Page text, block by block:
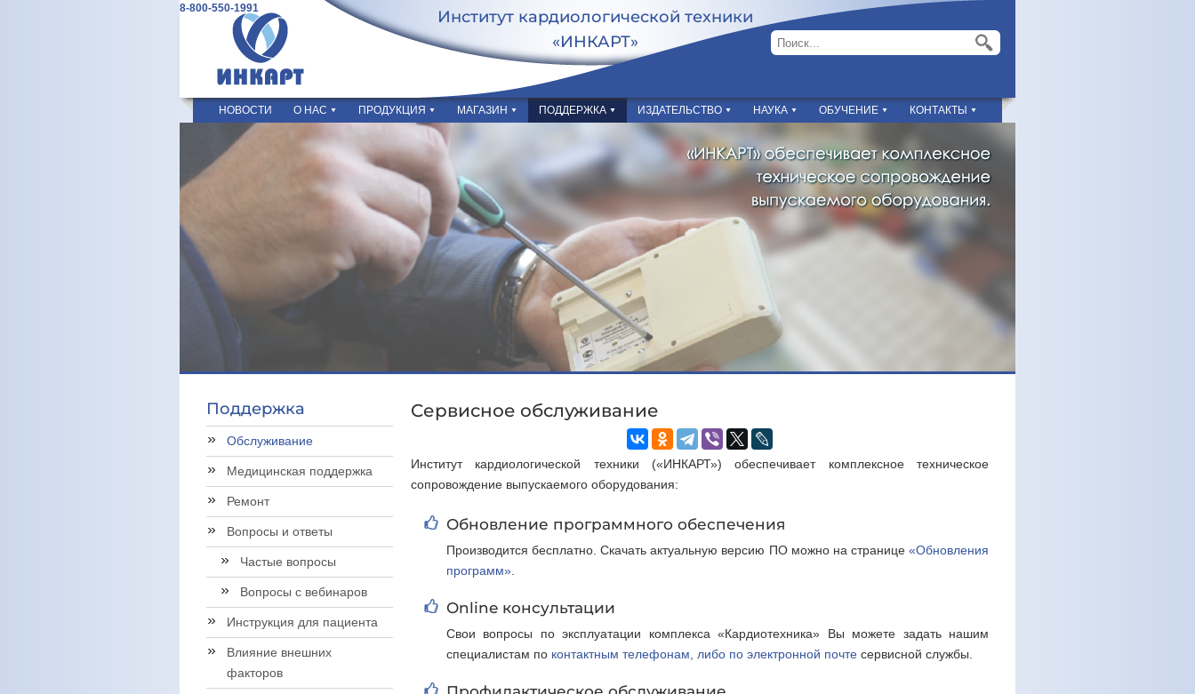
Институт кардиологической техники
«ИНКАРТ»
8-800-550-1991
НОВОСТИ О НАС ПРОДУКЦИЯ МАГАЗИН ПОДДЕРЖКА ИЗДАТЕЛЬСТВО НАУКА ОБУЧЕНИЕ КОНТАКТЫ
Cервисное обслуживание
Институт кардиологической техники («ИНКАРТ») обеспечивает комплексное техническое
сопровождение выпускаемого оборудования:
Обновление программного обеспечения
Производится бесплатно. Скачать актуальную версию ПО можно на странице «Обновления
программ»
Online консультации
Свои вопросы по эксплуатации комплекса «Кардиотехника» Вы можете задать нашим
специалистам по контактным телефонам, либо по электронной почте сервисной службы.
Поддержка
Обслуживание
Медицинская поддержка
Ремонт
Вопросы и ответы
Частые вопросы
Вопросы с вебинаров
Инструкция для пациента
Влияние внешних
факторов